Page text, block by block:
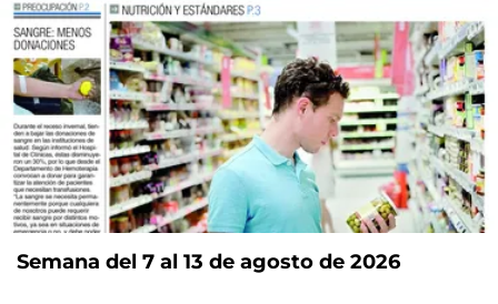
Semana del 7 al 13 de agosto de 2026